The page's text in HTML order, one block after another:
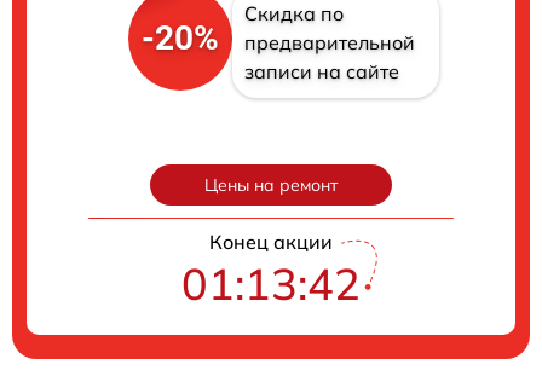
-20%
Скидка по
предварительной
записи на сайте
Цены на ремонт
Конец акции
01:13:41